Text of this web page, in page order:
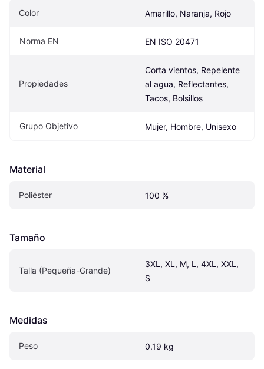
Color Amarillo, Naranja, Rojo
Norma EN EN ISO 20471
Propiedades
Corta vientos, Repelente
al agua, Reflectantes,
Tacos, Bolsillos
Grupo Objetivo Mujer, Hombre, Unisexo
Material
Poliéster 100 %
Tamaño
Talla (Pequeña-Grande)
3XL, XL, M, L, 4XL, XXL,
S
Medidas
Peso 0.19 kg